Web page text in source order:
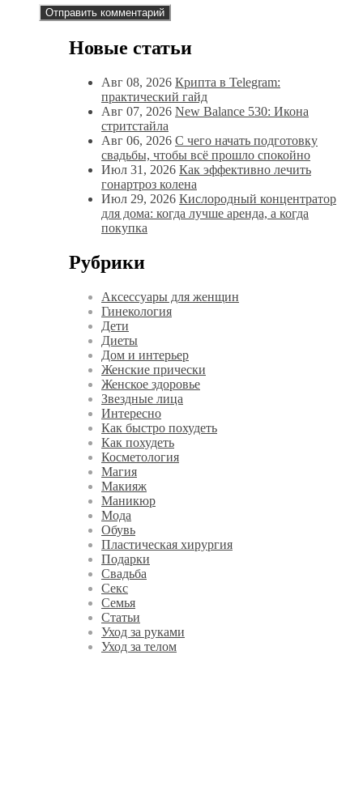
Новые статьи
Авг 08, 2026 Крипта в Telegram:
практический гайд
Авг 07, 2026 New Balance 530: Икона
стритстайла
Авг 06, 2026 С чего начать подготовку
свадьбы, чтобы всё прошло спокойно
Июл 31, 2026 Как эффективно лечить
гонартроз колена
Июл 29, 2026 Кислородный концентратор
для дома: когда лучше аренда, а когда
покупка
Рубрики
Аксессуары для женщин
Гинекология
Дети
Диеты
Дом и интерьер
Женские прически
Женское здоровье
Звездные лица
Интересно
Как быстро похудеть
Как похудеть
Косметология
Магия
Макияж
Маникюр
Мода
Обувь
Пластическая хирургия
Подарки
Свадьба
Секс
Семья
Статьи
Уход за руками
Уход за телом